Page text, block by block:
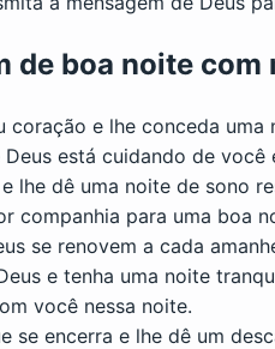
de boa noite
coração e lhe conceda
está cuidando de você
lhe dê uma noite de sono
companhia para uma boa
se renovem a cada
e tenha uma noite
você nessa noite.
se encerra e lhe dê um